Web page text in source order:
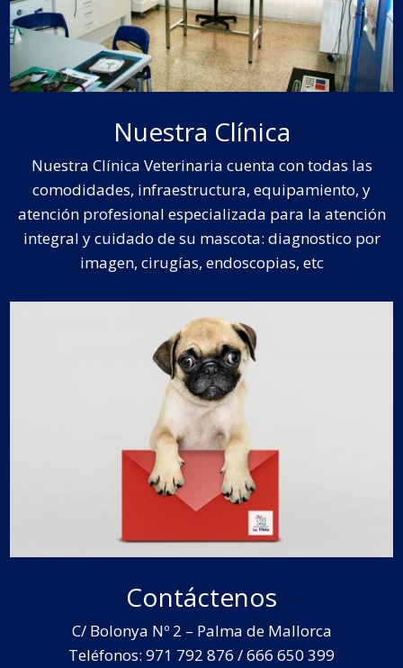
Nuestra Clínica
Nuestra Clínica Veterinaria cuenta con todas las
comodidades, infraestructura, equipamiento, y
atención profesional especializada para la atención
integral y cuidado de su mascota: diagnostico por
imagen, cirugías, endoscopias, etc
Contáctenos
C/ Bolonya Nº 2 – Palma de Mallorca
Teléfonos: 971 792 876 / 666 650 399